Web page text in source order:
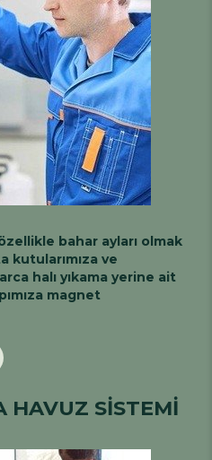
bahar ayları olmak
kutularımıza ve
halı yıkama yerine ait
magnet
HAVUZ SİSTEMİ